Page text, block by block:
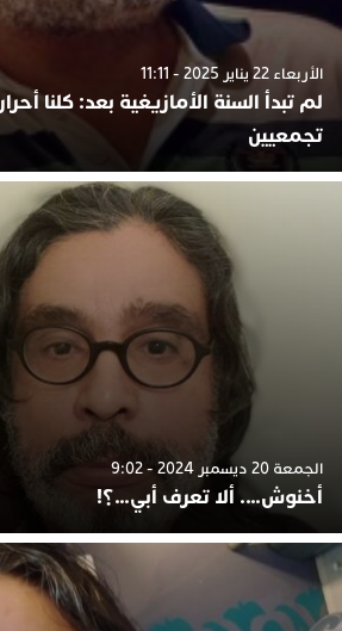
الأربعاء 22 يناير 2025 - 11:11
لم تبدأ السنة الأمازيغية بعد: كلنا
تجمعيين
الجمعة 20 ديسمبر 2024 - 9:02
أخنوش…. ألا تعرف أبي…؟!